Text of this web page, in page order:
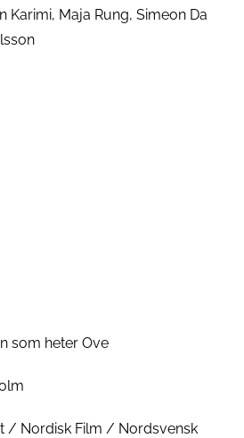
Karimi, Maja Rung, Simeon Da
som heter Ove
/ Nordisk Film / Nordsvensk